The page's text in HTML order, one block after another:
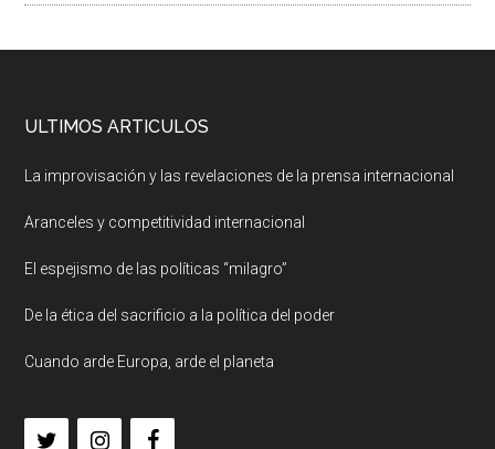
ULTIMOS ARTICULOS
La improvisación y las revelaciones de la prensa internacional
Aranceles y competitividad internacional
El espejismo de las políticas “milagro”
De la ética del sacrificio a la política del poder
Cuando arde Europa, arde el planeta